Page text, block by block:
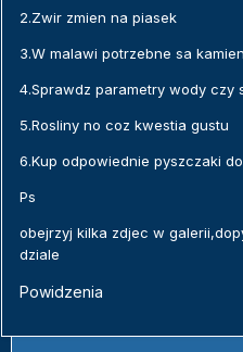
2.Zwir zmien na piasek
3.W malawi potrzebne sa
4.Sprawdz parametry wody czy
5.Rosliny no coz kwestia gustu
6.Kup odpowiednie pyszczaki
Ps
obejrzyj kilka zdjec w
dziale
Powidzenia